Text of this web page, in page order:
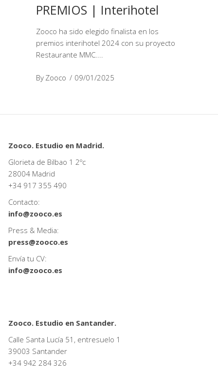
PREMIOS | Interihotel
Zooco ha sido elegido finalista en los
premios interihotel 2024 con su proyecto
Restaurante MMC.
By Zooco 09/01/2025
Zooco. Estudio en Madrid.
Glorieta de Bilbao 1 2ºc
28004 Madrid
+34 917 355 490
Contacto:
info@zooco.es
Press & Media:
press@zooco.es
Envía tu CV:
info@zooco.es
Zooco. Estudio en Santander.
Calle Santa Lucía 51, entresuelo 1
39003 Santander
+34 942 284 326